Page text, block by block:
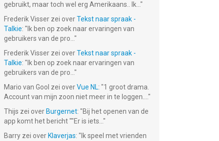
gebruikt, maar toch wel erg Amerikaans.. Ik... "
Frederik Visser zei overTekst naar spraak -
Talkie: " Ik ben op zoek naar ervaringen van
gebruikers van de pro... "
Frederik Visser zei overTekst naar spraak -
Talkie: " Ik ben op zoek naar ervaringen van
gebruikers van de pro... "
Mario van Gool zei overVue NL: "1 groot drama.
Account van mijn zoon niet meer in te loggen.... "
Thijs zei over Burgernet: "Bij het openen van de
app komt het bericht ""Er is iets... "
Barry zei over Klaverjas: " Ik speel met vrienden